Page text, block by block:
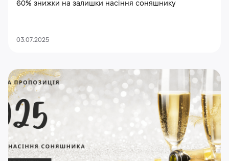
60% знижки на залишки насіння соняшнику
03.07.2025